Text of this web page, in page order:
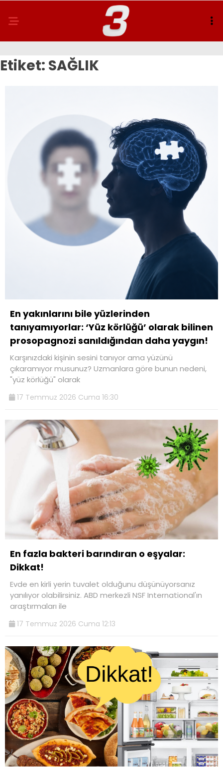
Etiket: SAĞLIK
En yakınlarını bile yüzlerinden
tanıyamıyorlar: ‘Yüz körlüğü’ olarak bilinen
prosopagnozi sanıldığından daha yaygın!
Karşınızdaki kişinin sesini tanıyor ama yüzünü
çıkaramıyor musunuz? Uzmanlara göre bunun nedeni,
"yüz körlüğü" olarak
17 Temmuz 2026 Cuma 16:30
En fazla bakteri barındıran o eşyalar:
Dikkat!
Evde en kirli yerin tuvalet olduğunu düşünüyorsanız
yanılıyor olabilirsiniz. ABD merkezli NSF International'ın
araştırmaları ile
17 Temmuz 2026 Cuma 12:13